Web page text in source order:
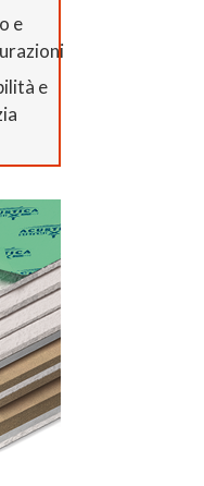
e
e